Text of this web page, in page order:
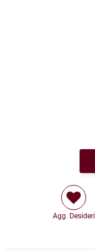
Agg. Desideri